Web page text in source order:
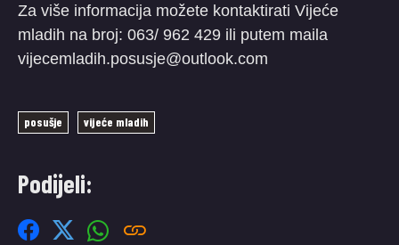
Za više informacija možete kontaktirati Vijeće
mladih na broj: 063/ 962 429 ili putem maila
vijecemladih.posusje@outlook.com
posušje vijeće mladih
Podijeli: